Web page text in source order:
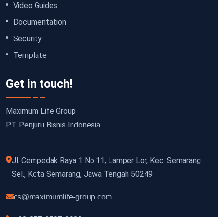
Video Guides
Documentation
Security
Template
Get in touch!
Maximum Life Group
PT. Penjuru Bisnis Indonesia
Jl. Cempedak Raya 1 No.11, Lamper Lor, Kec. Semarang
Sel., Kota Semarang, Jawa Tengah 50249
cs@maximumlife-group.com